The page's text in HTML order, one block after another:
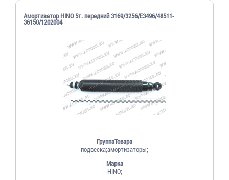
Амортизатор HINO 5т. передний 3169/3256/E3496/48511-
36150/1202004
ГруппаТовара
подвеска;амортизаторы;
Марка
HINO;